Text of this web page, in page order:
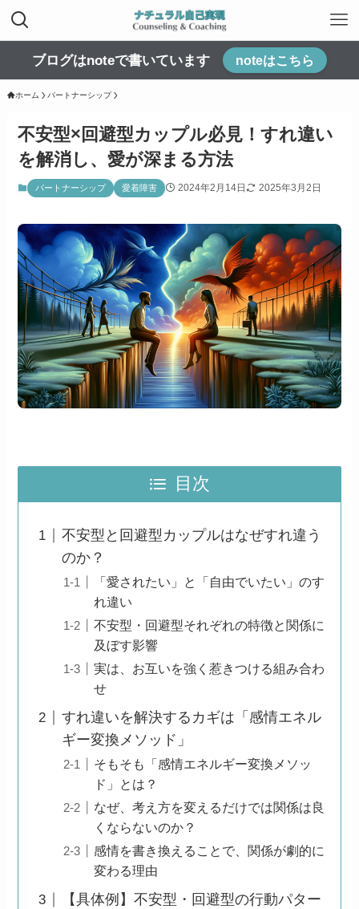
ブログはnoteで書いています noteはこちら
ホーム パートナーシップ
不安型×回避型カップル必見！すれ違い
を解消し、愛が深まる方法
パートナーシップ 愛着障害 2024年2月14日 2025年3月2日
目次
不安型と回避型カップルはなぜすれ違う
のか？
「愛されたい」と「自由でいたい」のす
れ違い
不安型・回避型それぞれの特徴と関係に
及ぼす影響
実は、お互いを強く惹きつける組み合わ
せ
すれ違いを解決するカギは「感情エネル
ギー変換メソッド」
そもそも「感情エネルギー変換メソッ
ド」とは？
なぜ、考え方を変えるだけでは関係は良
くならないのか？
感情を書き換えることで、関係が劇的に
変わる理由
【具体例】不安型・回避型の行動パター